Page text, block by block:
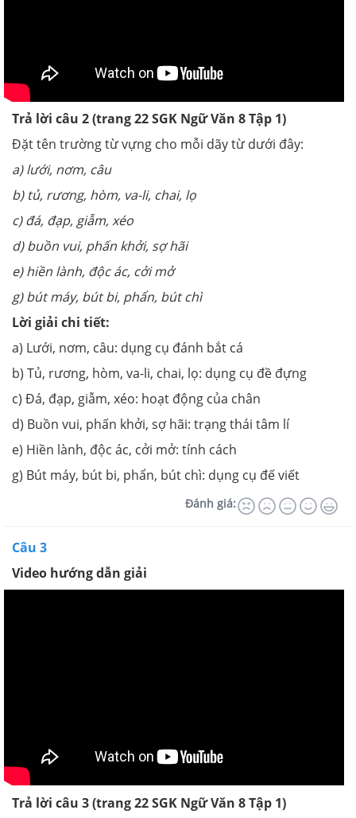
Trả lời câu 2 (trang 22SGK Ngữ Văn 8 Tập 1)
Đặt tên trường từ vựng cho mỗi dãy từ dưới đây:
a) lưới, nơm, câu
b) tủ, rương, hòm, va-li, chai, lọ
c) đá, đạp, giẫm, xéo
d) buồn vui, phấn khởi, sợ hãi
e) hiền lành, độc ác, cởi mở
g) bút máy, bút bi, phẩn, bút chì
Lời giải chi tiết:
a) Lưới, nơm, câu: dụng cụ đánh bắt cá
b) Tủ, rương, hòm, va-li, chai, lọ: dụng cụ đề đựng
c) Đá, đạp, giẫm, xéo: hoạt động của chân
d) Buồn vui, phấn khởi, sợ hãi: trạng thái tâm lí
e) Hiền lành, độc ác, cởi mở: tính cách
g) Bút máy, bút bi, phẩn, bút chì: dụng cụ đế viết
Đánh giá:
Câu 3
Video hướng dẫn giải
Trả lời câu 3 (trang 22SGK Ngữ Văn 8 Tập 1)